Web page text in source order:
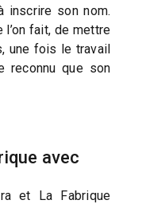
inscrire son nom.
l’on fait, de mettre
une fois le travail
reconnu que son
avec
et La Fabrique